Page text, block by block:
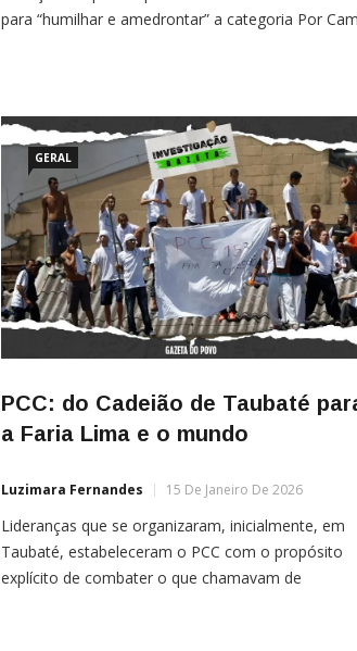
para “humilhar e amedrontar” a categoria Por
(18) que o atual cenário de pressão jurídica cria um
ambiente de temor
GERAL
PCC: do Cadeião de Taubaté
a Faria Lima e o mundo
Luzimara Fernandes 15 De Janeiro De 2026
Lideranças que se organizaram, inicialmente, em
Taubaté, estabeleceram o PCC com o propósito
explícito de combater o que chamavam de